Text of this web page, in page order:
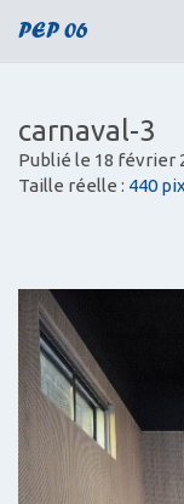
PEP 06
carnaval-3
Publié le 18 février
Taille réelle : 440